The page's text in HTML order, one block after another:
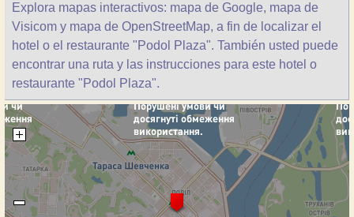
Explora mapas interactivos: mapa de Google, mapa de
Visicom y mapa de OpenStreetMap, a fin de localizar el
hotel o el restaurante "Podol Plaza". También usted puede
encontrar una ruta y las instrucciones para este hotel o
restaurante "Podol Plaza".